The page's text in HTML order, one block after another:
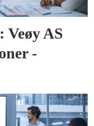
Veøy AS
-